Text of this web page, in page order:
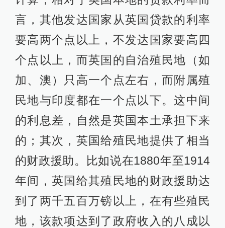
言，其他发达国家从英国贷款的利率
要高两个点以上，不发达国家要高四
个点以上，而英国的自治殖民地（如
加、澳）只高一个点左右，而附属殖
民地与印度都在一个点以下。这中间
的利息差，自然是英国本土承担下来
的；其次，英国给殖民地提供了相当
的财政援助。比如说在1880年至1914
年间，英国给其殖民地的财政援助达
到了两千五百万镑以上，在有些殖民
地，该款项达到了政府收入的八成以